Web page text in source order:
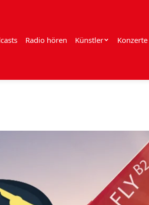
Radio hören Künstler Konzerte